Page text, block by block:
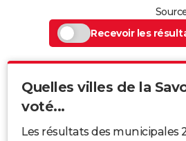
Recevoir les
Quelles villes de la
voté...
Les résultats des municipales